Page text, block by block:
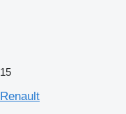
15
Renault